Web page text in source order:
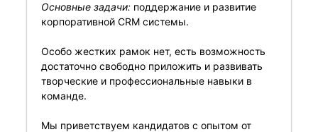
Основные задачи: поддержание и развитие
корпоративной CRM системы.
Особо жестких рамок нет, есть возможность
достаточно свободно приложить и развивать
творческие и профессиональные навыки в
команде.
Мы приветствуем кандидатов с опытом от